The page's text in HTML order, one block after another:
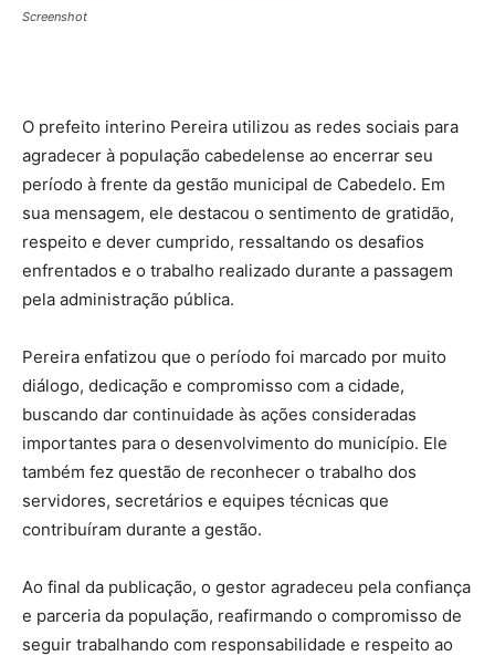
Screenshot
O prefeito interino Pereira utilizou as redes sociais para
agradecer à população cabedelense ao encerrar seu
período à frente da gestão municipal de Cabedelo. Em
sua mensagem, ele destacou o sentimento de gratidão,
respeito e dever cumprido, ressaltando os desafios
enfrentados e o trabalho realizado durante a passagem
pela administração pública.
Pereira enfatizou que o período foi marcado por muito
diálogo, dedicação e compromisso com a cidade,
buscando dar continuidade às ações consideradas
importantes para o desenvolvimento do município. Ele
também fez questão de reconhecer o trabalho dos
servidores, secretários e equipes técnicas que
contribuíram durante a gestão.
Ao final da publicação, o gestor agradeceu pela confiança
e parceria da população, reafirmando o compromisso de
seguir trabalhando com responsabilidade e respeito ao